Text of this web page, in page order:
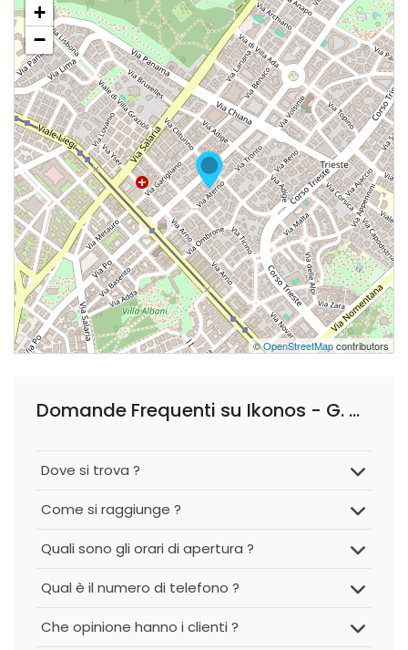
+
−
©OpenStreetMapcontributors
Domande Frequenti su Ikonos - G. & G. Immagine S.r.l.
Dove si trova ?
Come si raggiunge ?
Quali sono gli orari di apertura ?
Qual è il numero di telefono ?
Che opinione hanno i clienti ?